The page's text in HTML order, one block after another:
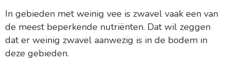
In gebieden met weinig vee is zwavel vaak een van
de meest beperkende nutriënten. Dat wil zeggen
dat er weinig zwavel aanwezig is in de bodem in
deze gebieden.